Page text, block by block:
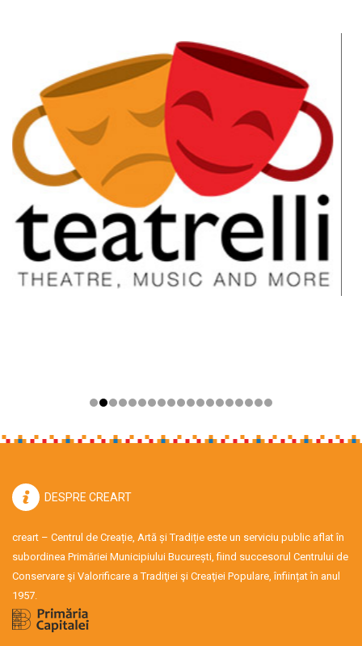
DESPRE CREART
creart – Centrul de Creație, Artă și Tradiție este un serviciu public aflat în
subordinea Primăriei Municipiului București, fiind succesorul Centrului de
Conservare şi Valorificare a Tradiţiei şi Creaţiei Populare, înființat în anul
1957.